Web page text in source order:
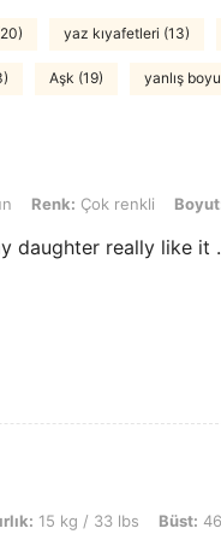
yaz kıyafetleri (13)
Aşk (19) yanlış
Çok renkli, Boyut: 6Y
Renk: Çok renkli
daughter really like it
kg / 33 lbs, Büst: 46 cm / 18
15 kg / 33 lbs Büst: